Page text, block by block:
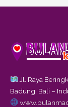
Jl. Raya
Badung, Bali –